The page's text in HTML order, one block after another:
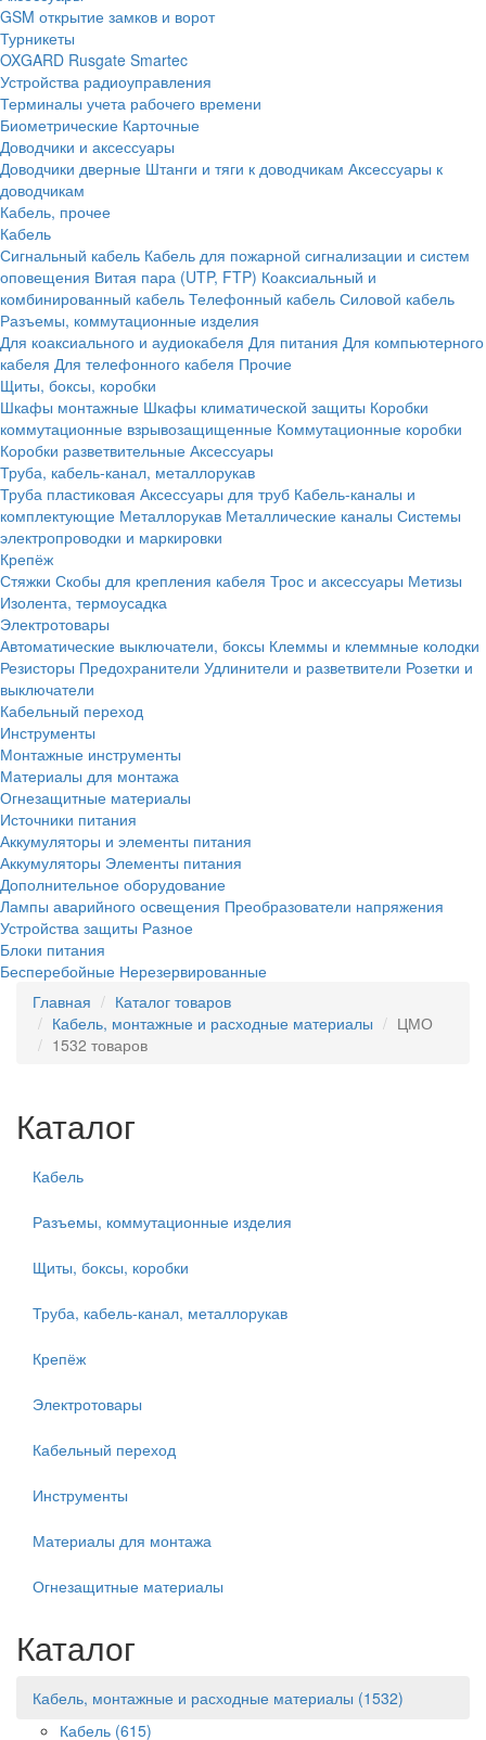
GSM открытие замков и ворот
Турникеты
OXGARD Rusgate Smartec
Устройства радиоуправления
Терминалы учета рабочего времени
Биометрические Карточные
Доводчики и аксессуары
Доводчики дверные Штанги и тяги к доводчикам Аксессуары к
доводчикам
Кабель, прочее
Кабель
Сигнальный кабель Кабель для пожарной сигнализации и систем
оповещения Витая пара (UTP, FTP) Коаксиальный и
комбинированный кабель Телефонный кабель Силовой кабель
Разъемы, коммутационные изделия
Для коаксиального и аудиокабеля Для питания Для компьютерного
кабеля Для телефонного кабеля Прочие
Щиты, боксы, коробки
Шкафы монтажные Шкафы климатической защиты Коробки
коммутационные взрывозащищенные Коммутационные коробки
Коробки разветвительные Аксессуары
Труба, кабель-канал, металлорукав
Труба пластиковая Аксессуары для труб Кабель-каналы и
комплектующие Металлорукав Металлические каналы Системы
электропроводки и маркировки
Крепёж
Стяжки Скобы для крепления кабеля Трос и аксессуары Метизы
Изолента, термоусадка
Электротовары
Автоматические выключатели, боксы Клеммы и клеммные колодки
Резисторы Предохранители Удлинители и разветвители Розетки и
выключатели
Кабельный переход
Инструменты
Монтажные инструменты
Материалы для монтажа
Огнезащитные материалы
Источники питания
Аккумуляторы и элементы питания
Аккумуляторы Элементы питания
Дополнительное оборудование
Лампы аварийного освещения Преобразователи напряжения
Устройства защиты Разное
Блоки питания
Бесперебойные Нерезервированные
Главная
Каталог товаров
Кабель, монтажные и расходные материалы
ЦМО
1532 товаров
Каталог
Кабель
Разъемы, коммутационные изделия
Щиты, боксы, коробки
Труба, кабель-канал, металлорукав
Крепёж
Электротовары
Кабельный переход
Инструменты
Материалы для монтажа
Огнезащитные материалы
Каталог
Кабель, монтажные и расходные материалы (1532)
Кабель (615)